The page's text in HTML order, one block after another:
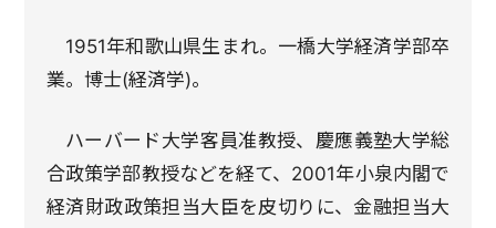
1951年和歌山県生まれ。一橋大学経済学部卒
業。博士(経済学)。
ハーバード大学客員准教授、慶應義塾大学総
合政策学部教授などを経て、2001年小泉内閣で
経済財政政策担当大臣を皮切りに、金融担当大